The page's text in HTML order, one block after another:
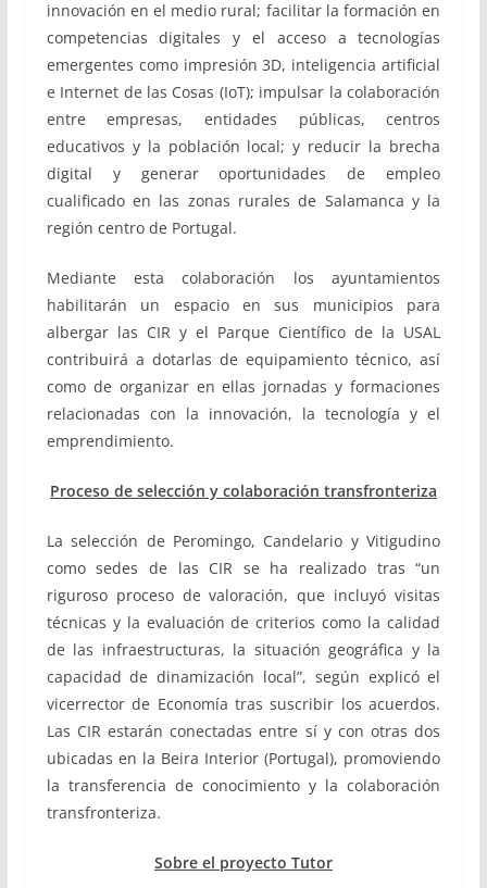
innovación en el medio rural; facilitar la formación en
competencias digitales y el acceso a tecnologías
emergentes como impresión 3D, inteligencia artificial
e Internet de las Cosas (IoT); impulsar la colaboración
entre empresas, entidades públicas, centros
educativos y la población local; y reducir la brecha
digital y generar oportunidades de empleo
cualificado en las zonas rurales de Salamanca y la
región centro de Portugal.
Mediante esta colaboración los ayuntamientos
habilitarán un espacio en sus municipios para
albergar las CIR y el Parque Científico de la USAL
contribuirá a dotarlas de equipamiento técnico, así
como de organizar en ellas jornadas y formaciones
relacionadas con la innovación, la tecnología y el
emprendimiento.
Proceso de selección y colaboración transfronteriza
La selección de Peromingo, Candelario y Vitigudino
como sedes de las CIR se ha realizado tras “un
riguroso proceso de valoración, que incluyó visitas
técnicas y la evaluación de criterios como la calidad
de las infraestructuras, la situación geográfica y la
capacidad de dinamización local”, según explicó el
vicerrector de Economía tras suscribir los acuerdos.
Las CIR estarán conectadas entre sí y con otras dos
ubicadas en la Beira Interior (Portugal), promoviendo
la transferencia de conocimiento y la colaboración
transfronteriza.
Sobre el proyecto Tutor